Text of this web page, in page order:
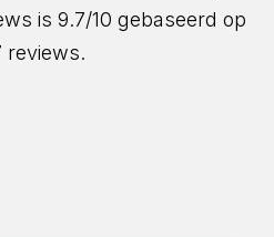
is 9.7/10 gebaseerd op
reviews.